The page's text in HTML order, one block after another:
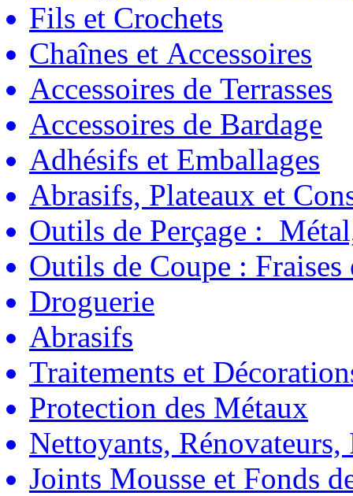
Fils et Crochets
Chaînes et Accessoires
Accessoires de Terrasses
Accessoires de Bardage
Adhésifs et Emballages
Abrasifs, Plateaux et
Outils de Perçage :
Outils de Coupe : Fraises
Droguerie
Abrasifs
Traitements et
Protection des Métaux
Nettoyants, Rénovateurs,
Joints Mousse et Fonds